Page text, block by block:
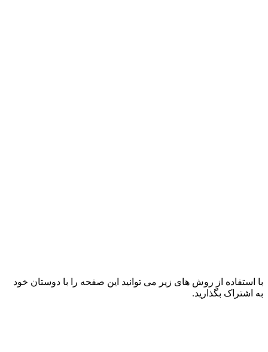
با استفاده از روش های زیر می توانید این صفحه را با دوستان خود
به اشتراک بگذارید.